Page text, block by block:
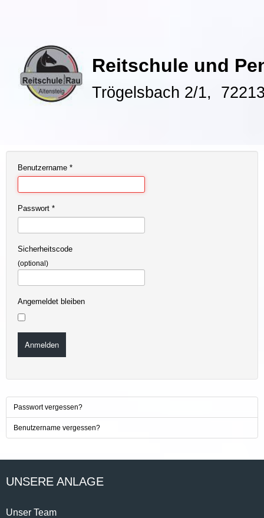
Reitschule und
Trögelsbach 2/1,
Benutzername *
Passwort *
Sicherheitscode
(optional)
Angemeldet bleiben
Anmelden
Passwort vergessen?
Benutzername vergessen?
UNSERE ANLAGE
Unser Team